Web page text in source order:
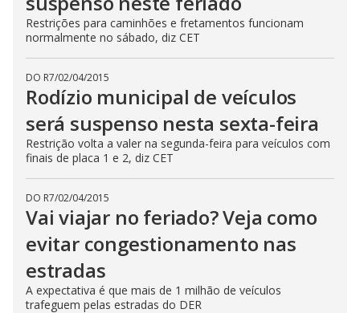
Restrições para caminhões e fretamentos funcionam
normalmente no sábado, diz CET
DO R7/02/04/2015
Rodízio municipal de veículos
será suspenso nesta sexta-feira
Restrição volta a valer na segunda-feira para veículos com
finais de placa 1 e 2, diz CET
DO R7/02/04/2015
Vai viajar no feriado? Veja como
evitar congestionamento nas
estradas
A expectativa é que mais de 1 milhão de veículos
trafeguem pelas estradas do DER